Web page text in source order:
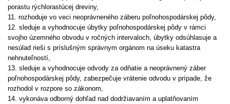
porastu rýchlorastúcej dreviny,
11. rozhoduje vo veci neoprávneného záberu poľnohospodárskej pôdy,
12. sleduje a vyhodnocuje úbytky poľnohospodárskej pôdy v rámci
svojho územného obvodu v ročných intervaloch, úbytky odsúhlasuje a
nesúlad rieši s príslušným správnym orgánom na úseku katastra
nehnuteľností,
13. sleduje a vyhodnocuje odvody za odňatie a neoprávnený záber
poľnohospodárskej pôdy, zabezpečuje vrátenie odvodu v prípade, že
rozhodol v rozpore so zákonom,
14. vykonáva odborný dohľad nad dodržiavaním a uplatňovaním